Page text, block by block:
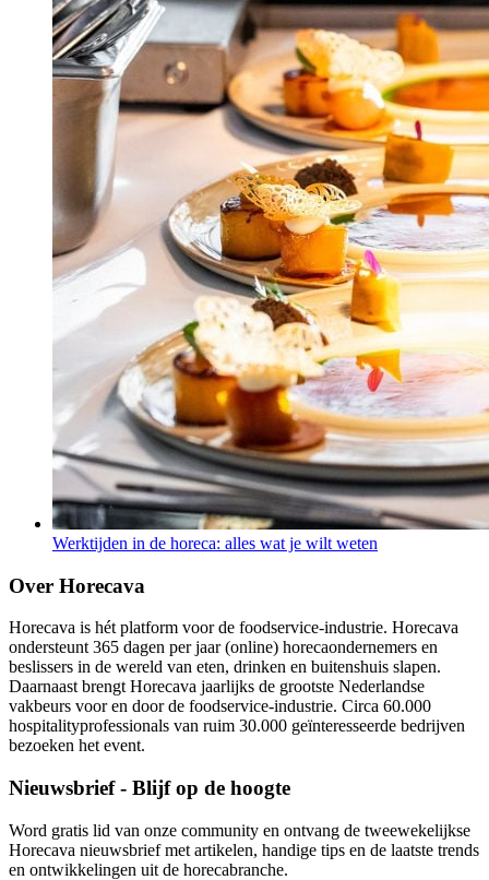
Werktijden in de horeca: alles wat je wilt weten
Over Horecava
Horecava is hét platform voor de foodservice-industrie. Horecava
ondersteunt 365 dagen per jaar (online) horecaondernemers en
beslissers in de wereld van eten, drinken en buitenshuis slapen.
Daarnaast brengt Horecava jaarlijks de grootste Nederlandse
vakbeurs voor en door de foodservice-industrie. Circa 60.000
hospitalityprofessionals van ruim 30.000 geïnteresseerde bedrijven
bezoeken het event.
Nieuwsbrief - Blijf op de hoogte
Word gratis lid van onze community en ontvang de tweewekelijkse
Horecava nieuwsbrief met artikelen, handige tips en de laatste trends
en ontwikkelingen uit de horecabranche.